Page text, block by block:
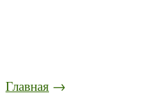
Главная →